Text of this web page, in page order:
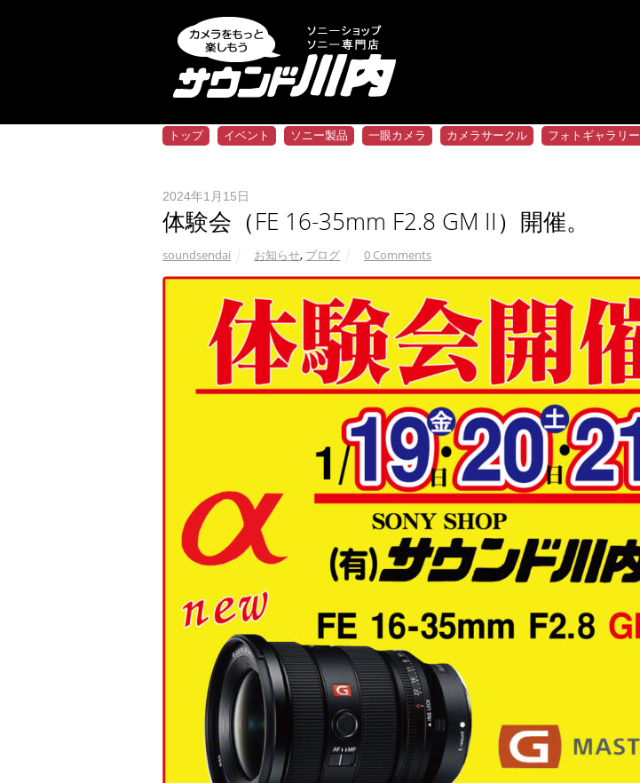
トップ イベント ソニー製品 一眼カメラ カメラサークル フォトギャラリー
2024年1月15日
体験会（FE 16-35mm F2.8 GM II）開催。
soundsendai お知らせ, ブログ 0 Comments